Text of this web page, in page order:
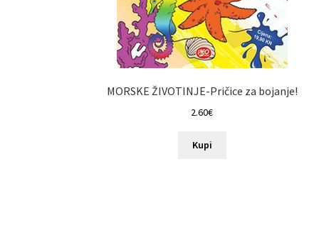
MORSKE ŽIVOTINJE-Pričice za bojanje!
2.60€
Kupi